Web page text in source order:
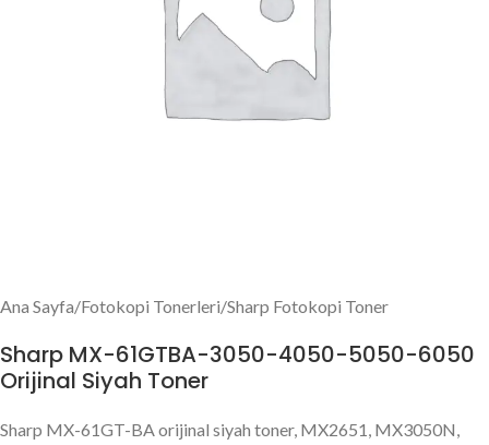
Ana Sayfa/Fotokopi Tonerleri/Sharp Fotokopi Toner
Sharp MX-61GTBA-3050-4050-5050-6050
Orijinal Siyah Toner
Sharp MX-61GT-BA orijinal siyah toner, MX2651, MX3050N,